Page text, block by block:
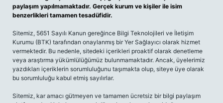
paylaşım yapılmamaktadır. Gerçek kurum ve kişiler ile isim
benzerlikleri tamamen tesadüfidir.
Sitemiz, 5651 Sayılı Kanun gereğince Bilgi Teknolojileri ve İletişim
Kurumu (BTK) tarafından onaylanmış bir Yer Sağlayıcı olarak hizmet
vermektedir. Bu nedenle, sitedeki içerikleri proaktif olarak denetleme
veya araştırma yükümlülüğümüz bulunmamaktadır. Ancak, üyelerimiz
yazdıkları içeriklerin sorumluluğunu taşımakta olup, siteye üye olarak
bu sorumluluğu kabul etmiş sayılırlar.
Sitemiz, kar amacı gütmeyen ve tamamen ücretsiz bir bilgi paylaşım